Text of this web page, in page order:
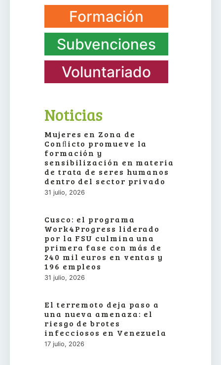
Formación
Subvenciones
Voluntariado
Noticias
Mujeres en Zona de
Conﬂicto promueve la
formación y
sensibilización en materia
de trata de seres humanos
dentro del sector privado
31 julio, 2026
Cusco: el programa
Work4Progress liderado
por la FSU culmina una
primera fase con más de
240 mil euros en ventas y
196 empleos
31 julio, 2026
El terremoto deja paso a
una nueva amenaza: el
riesgo de brotes
infecciosos en Venezuela
17 julio, 2026